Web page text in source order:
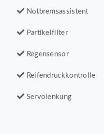
Notbremsassistent
Partikelfilter
Regensensor
Reifendruckkontrolle
Servolenkung